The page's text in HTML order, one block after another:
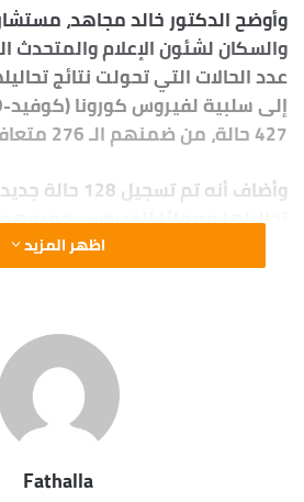
وأوضح الدكتور خالد مجاهد،
والسكان لشئون الإعلام والمتحدث
عدد الحالات التي تحولت نتائج
427 حالة، من ضمنهم الـ 276 متعافيًا.
وأضاف أنه تم
تحاليلها معمليًا للفيروس،
عائدون من الخارج إضافة إلى
التي تم اكتشافها والإعلان عنها
لإرشادات منظمة الصحة العالمية، لافتًا
وقال “مجاهد” إن جميع الحالات
للفيروس بمستشفيات العزل تخضع
لإرشادات منظمة الصحة العالمية.
اظهر المزيد
Fathalla